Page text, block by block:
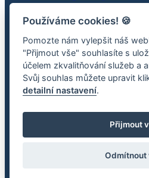
+420 602 362 413
Facebook x.com
2026 © Inspekce silniční
Používáme cookies! 🍪
Pomozte nám vylepšit náš
"Přijmout vše" souhlasíte s
účelem zkvalitňování služeb a
Svůj souhlas můžete upravit
detailní nastavení.
Přijmout
Odmítnout